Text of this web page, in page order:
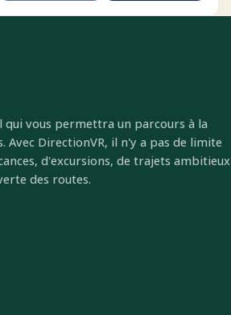
qui vous permettra un parcours à la
Avec DirectionVR, il n'y a pas de limite
d'excursions, de trajets ambitieux
des routes.